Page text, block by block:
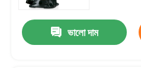
ভালো দাম